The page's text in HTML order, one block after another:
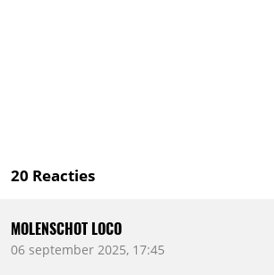
20 Reacties
MOLENSCHOT LOCO
06 september 2025, 17:45